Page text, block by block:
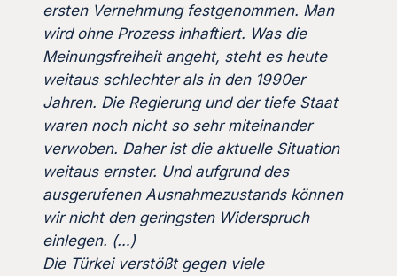
ersten Vernehmung festgenommen. Man
wird ohne Prozess inhaftiert. Was die
Meinungsfreiheit angeht, steht es heute
weitaus schlechter als in den 1990er
Jahren. Die Regierung und der tiefe Staat
waren noch nicht so sehr miteinander
verwoben. Daher ist die aktuelle Situation
weitaus ernster. Und aufgrund des
ausgerufenen Ausnahmezustands können
wir nicht den geringsten Widerspruch
einlegen. (…)
Die Türkei verstößt gegen viele